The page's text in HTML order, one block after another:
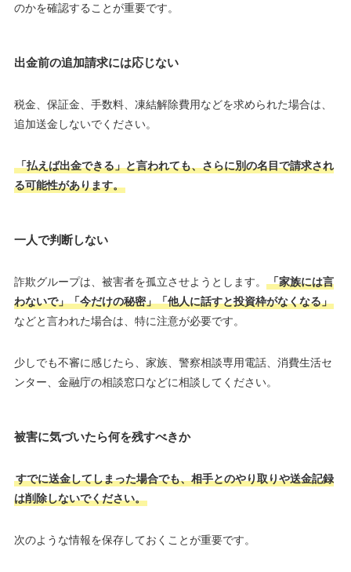
のかを確認することが重要です。
出金前の追加請求には応じない
税金、保証金、手数料、凍結解除費用などを求められた場合は、
追加送金しないでください。
「払えば出金できる」と言われても、さらに別の名目で請求され
る可能性があります。
一人で判断しない
詐欺グループは、被害者を孤立させようとします。
「家族には言
わないで」「今だけの秘密」「他人に話すと投資枠がなくなる」
などと言われた場合は、特に注意が必要です。
少しでも不審に感じたら、家族、警察相談専用電話、消費生活セ
ンター、金融庁の相談窓口などに相談してください。
被害に気づいたら何を残すべきか
すでに送金してしまった場合でも、相手とのやり取りや送金記録
は削除しないでください。
次のような情報を保存しておくことが重要です。